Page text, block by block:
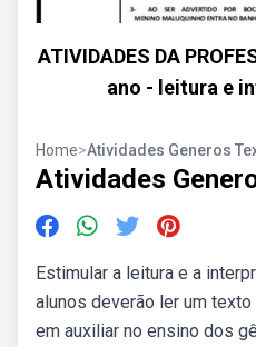
ATIVIDADES DA
ano - leitura e
Home>Atividades Generos
Atividades
Estimular a leitura e a
alunos deverão ler um
em auxiliar no ensino dos